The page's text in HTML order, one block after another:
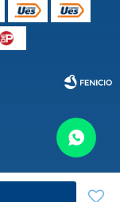
Fenicio